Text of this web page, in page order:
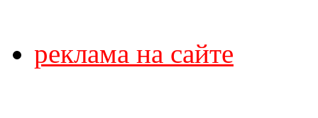
реклама на сайте